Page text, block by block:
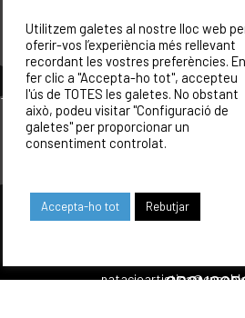
COLLABORATORS
CONTACT
GENERAL
INFORMATION
info@cnpoblenou.cat
WATERPOLO
RUGBY
rugby@cnpoblenou.cat
CLUB
SPORTS
SECTIONS
WHERE
WE
Design
by
Tactic.c
at
Utilitzem galetes al nostre lloc web
oferir-vos l’experiència més rellevant
recordant les vostres preferències. En
fer clic a "Accepta-ho tot", accepteu
l'ús de TOTES les galetes. No obstant
això, podeu visitar "Configuració de
galetes" per proporcionar un
consentiment controlat.
Accepta-ho tot Rebutjar